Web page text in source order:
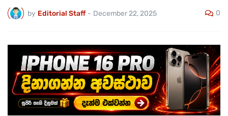
by Editorial Staff - December 22, 2025 0